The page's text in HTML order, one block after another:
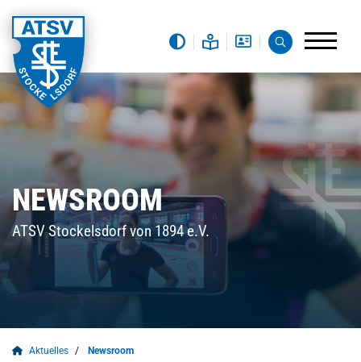
NEWSROOM
ATSV Stockelsdorf von 1894 e.V.
Aktuelles Newsroom